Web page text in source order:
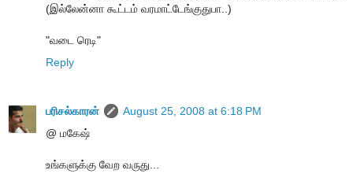
(இல்லேன்னா கூட்டம் வரமாட்டேங்குதுபா..)
"வடை ரெடி"
Reply
பரிசல்காரன்
August 25, 2008 at 6:18 PM
@ மகேஷ்
உங்களுக்கு வேற வருது...